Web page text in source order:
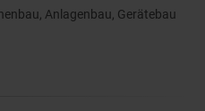
Anlagenbau, Gerätebau